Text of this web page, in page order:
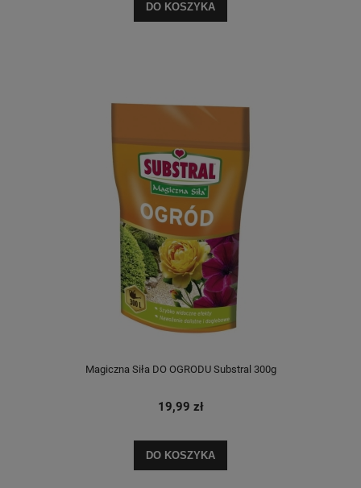
DO KOSZYKA
Magiczna Siła DO OGRODU Substral 300g
19,99 zł
DO KOSZYKA